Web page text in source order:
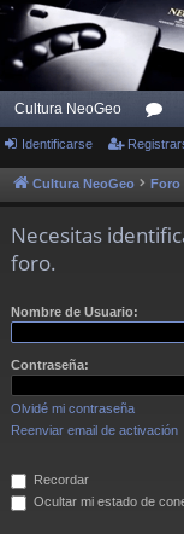
Cultura NeoGeo
or
os
Identificarse
Cultura NeoGeo Foro
Necesitas
foro.
Nombre de Usuario:
Contraseña:
Olvidé mi contraseña
Reenviar email de activación
Recordar
Ocultar mi estado de